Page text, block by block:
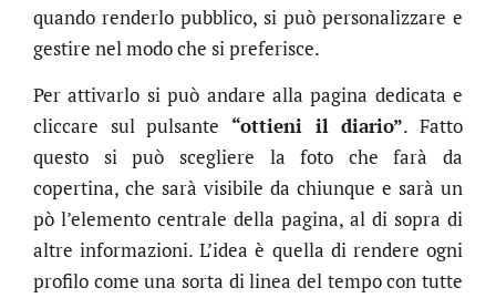
quando renderlo pubblico, si può personalizzare e
gestire nel modo che si preferisce.
Per attivarlo si può andare alla pagina dedicata e
cliccare sul pulsante “ottieni il diario”. Fatto
questo si può scegliere la foto che farà da
copertina, che sarà visibile da chiunque e sarà un
pò l’elemento centrale della pagina, al di sopra di
altre informazioni. L’idea è quella di rendere ogni
profilo come una sorta di linea del tempo con tutte